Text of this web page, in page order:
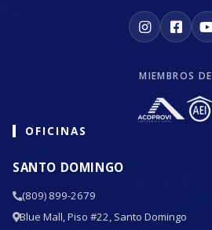
MIEMBROS DE
OFICINAS
SANTO DOMINGO
(809) 899-2679
Blue Mall, Piso #22, Santo Domingo